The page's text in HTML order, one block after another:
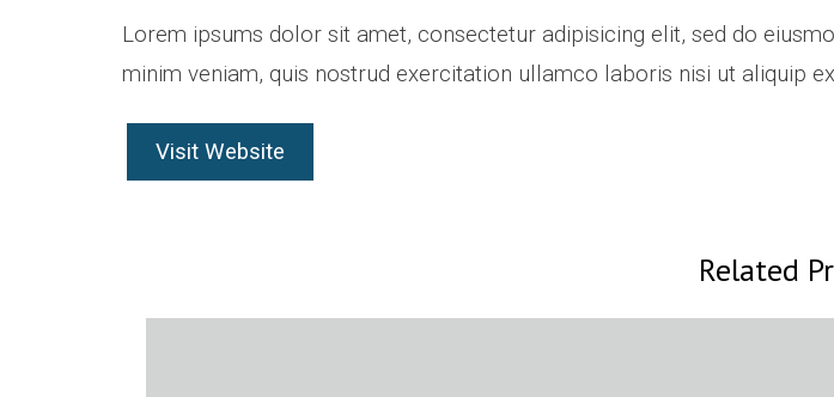
Lorem ipsums dolor sit amet, consectetur adipisicing elit, sed do
minim veniam, quis nostrud exercitation ullamco laboris nisi ut aliquip
Visit Website
Related